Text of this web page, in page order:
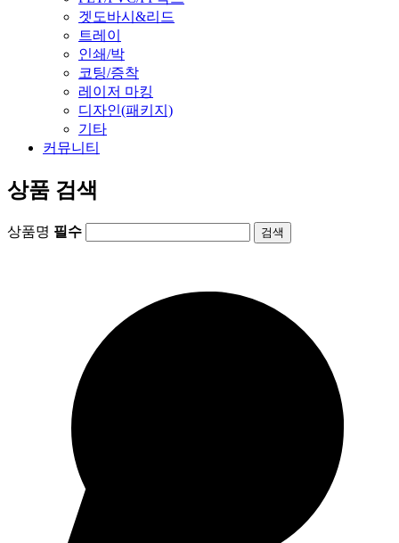
겟도바시&리드
트레이
인쇄/박
코팅/증착
레이저 마킹
디자인(패키지)
기타
커뮤니티
상품 검색
상품명 필수